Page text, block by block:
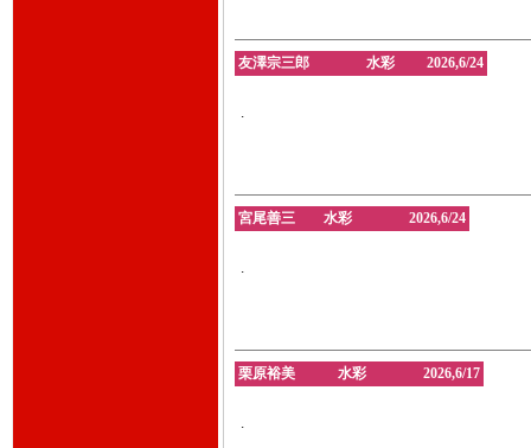
友澤宗三郎 水彩 2026,6/24
.
宮尾善三 水彩 2026,6/24
.
栗原裕美 水彩 2026,6/17
.